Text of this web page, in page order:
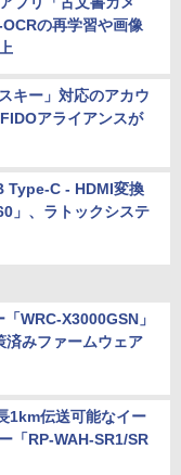
の再学習や画像
キー」対応のアカウ
アライアンスが
Type-C - HDMI変換
」、ラトックシステ
WRC-X3000GSN」
済みファームウェア
1km伝送可能なイー
「RP-WAH-SR1/SR